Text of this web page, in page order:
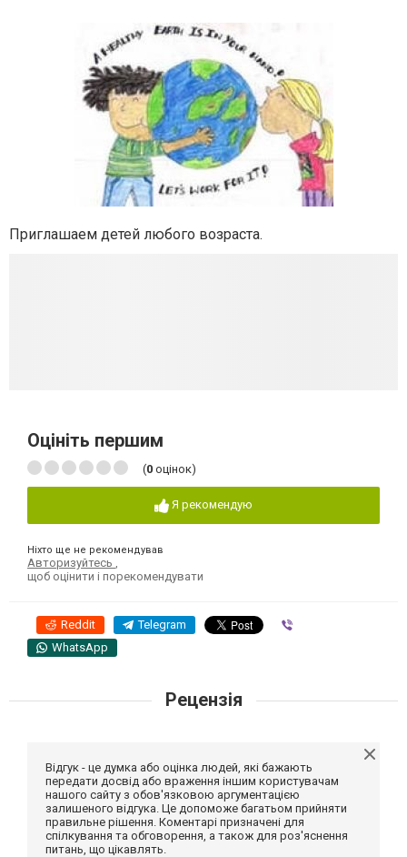
Приглашаем детей любого возраста.
Оцініть першим
(0 оцінок)
Я рекомендую
Ніхто ще не рекомендував
Авторизуйтесь
щоб оцінити і порекомендувати
Reddit Telegram
WhatsApp
Рецензія
Відгук - це думка або оцінка людей, які бажають
передати досвід або враження іншим користувачам
нашого сайту з обов'язковою аргументацією
залишеного відгука. Це допоможе багатьом прийняти
правильне рішення. Коментарі призначені для
спілкування та обговорення, а також для роз'яснення
питань, що цікавлять.